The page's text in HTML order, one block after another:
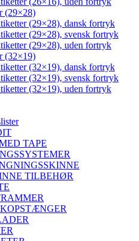
(29×28)
(29×28), dansk fortryk
(29×28), svensk fortryk
(29×28), uden fortryk
(32×19)
(32×19), dansk fortryk
(32×19), svensk fortryk
(32×19), uden fortryk
TAPE
TILBEHØR